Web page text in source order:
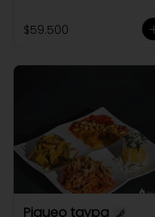
$59.500
Piqueo taypa